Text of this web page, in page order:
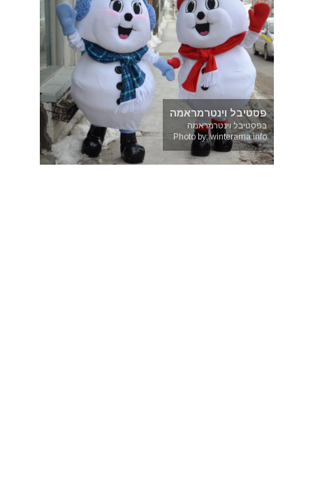
פסטיבל וינטרמראמה
בפסטיבל וינטרמראמה
Photo by: winterama.info